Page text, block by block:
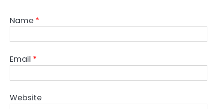
Name *
Email *
Website